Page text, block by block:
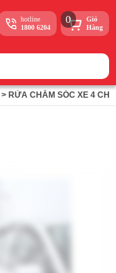
hotline
1800 6204
0
Giỏ
Hàng
> RỬA CHĂM SÓC XE 4 CHỖ